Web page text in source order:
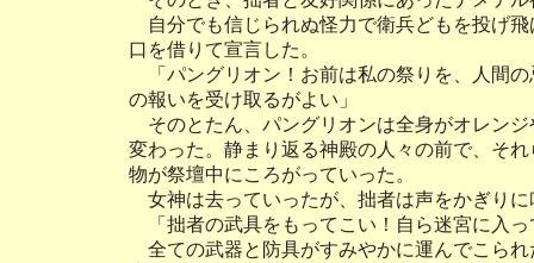
自分でも信じられぬ怪力で衛兵どもを投げ
口を借りて宣言した。
「パングリオン！お前は私の祭りを、人間
の報いを受け取るがよい」
そのとたん、パングリオンは全身がオレン
変わった。静まり返る神殿の人々の前で、そ
物が祭壇中にころがっていった。
女神は去っていったが、拙者は声をかぎりに
「拙者の武具をもってこい！自ら迷宮に入
全ての武器と防具がすみやかに運んでこら